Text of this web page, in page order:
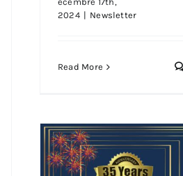
2024 | Newsletter
Read More